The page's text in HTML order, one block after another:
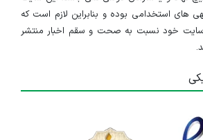
های استخدامی بوده و بنابراین لازم است که
سایت خود نسبت به صحت و سقم اخبار منتشر